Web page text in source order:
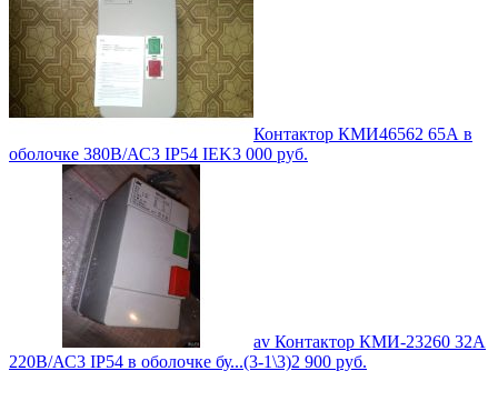
Контактор КМИ46562 65А в
оболочке 380В/АС3 IP54 IEK3 000 руб.
av Контактор КМИ-23260 32А
220В/АС3 IP54 в оболочке бу...(3-1\3)2 900 руб.